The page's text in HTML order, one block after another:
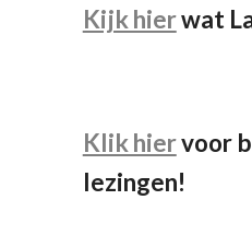
Kijk hierwat
Klik hiervoor
lezingen!